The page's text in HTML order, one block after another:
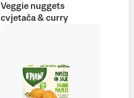
Veggie nuggets
cvjetača & curry